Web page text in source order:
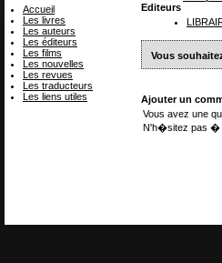
Editeurs
Vous
Ajouter un
Vous avez une
N'h�sitez pas �
Accueil
Les livres
Les auteurs
Les éditeurs
Les films
Les nouvelles
Les revues
Les traducteurs
Les liens utiles